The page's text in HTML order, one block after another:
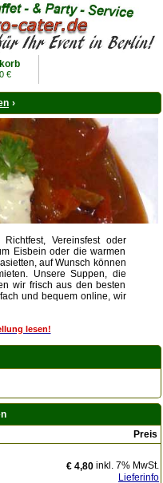
€
›
Vereinsfest oder
Eisbein oder die warmen
auf Wunsch können
Unsere Suppen, die
wir frisch aus den besten
und bequem online, wir
lesen!
Preis
€ 4,80 inkl. 7% MwSt.
Lieferinfo